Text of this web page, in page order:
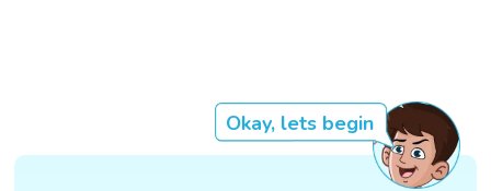
Okay, lets begin